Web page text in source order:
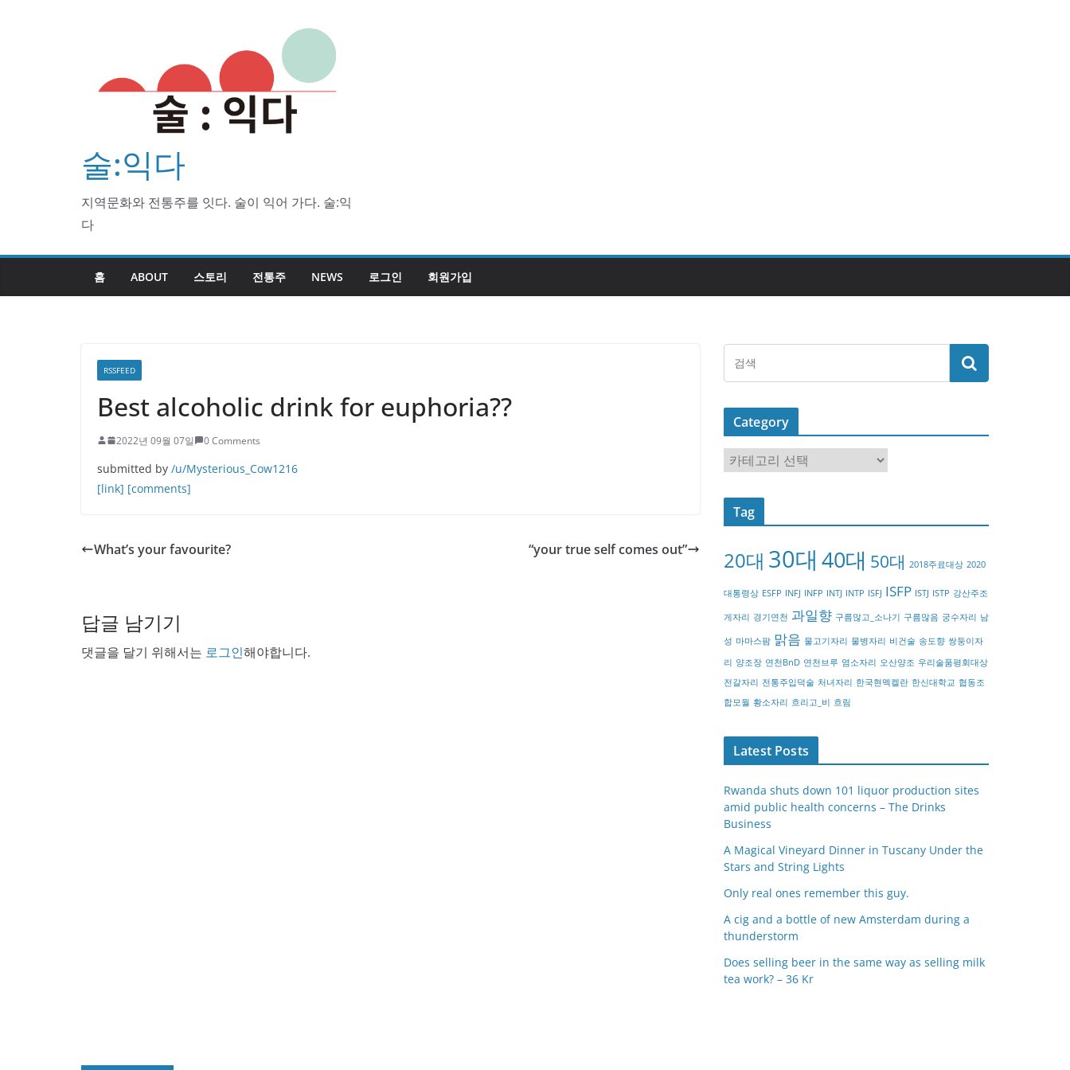
술:익다
지역문화와 전통주를 잇다. 술이 익어 가다. 술:익
다
홈 ABOUT 스토리 전통주 NEWS 로그인 회원가입
RSSFEED
Best alcoholic drink for euphoria??
2022년 09월 07일 0 Comments
submitted by /u/Mysterious_Cow1216
[link] [comments]
What’s your favourite? “your true self comes out”
답글 남기기
댓글을 달기 위해서는 로그인해야합니다.
Category
a
t
o
y
Tag
20대 30대 40대 50대 2018주료대상 2020
대통령상 ESFP INFJ INFP INTJ INTP ISFJ ISFP ISTJ ISTP 강산주조
게자리 경기연천 과일향 구름많고_소나기 구름많음 궁수자리 남
성 마마스팜 맑음 물고기자리 물병자리 비건술 송도향 쌍둥이자
리 양조장 연천BnD 연천브루 염소자리 오산양조 우리술품평회대상
전갈자리 전통주입덕술 처녀자리 한국현멕켈란 한신대학교 협동조
합모월 황소자리 흐리고_비 흐림
Latest Posts
Rwanda shuts down 101 liquor production sites
amid public health concerns – The Drinks
Business
A Magical Vineyard Dinner in Tuscany Under the
Stars and String Lights
Only real ones remember this guy.
A cig and a bottle of new Amsterdam during a
thunderstorm
Does selling beer in the same way as selling milk
tea work? – 36 Kr